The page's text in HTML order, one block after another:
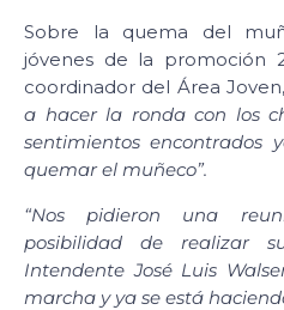
Sobre la quema del
jóvenes de la promoción
coordinador del Área
a hacer la ronda con los
sentimientos encontrados
quemar el muñeco”.
“Nos pidieron una
posibilidad de realizar
Intendente José Luis
marcha y ya se está